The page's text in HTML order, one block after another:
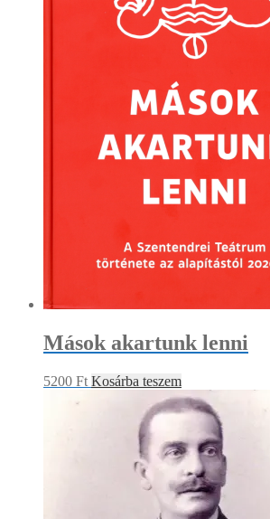
Mások akartunk lenni
5200 Ft Kosárba teszem